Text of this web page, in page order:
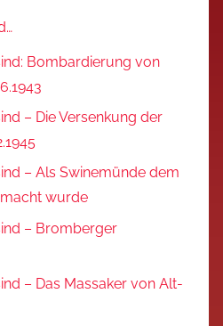
Bombardierung von
– Die Versenkung der
– Als Swinemünde dem
wurde
– Bromberger
– Das Massaker von Alt-